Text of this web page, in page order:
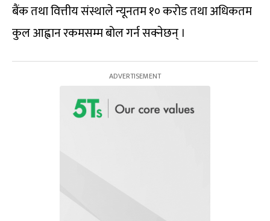
बैंक तथा वित्तीय संस्थाले न्यूनतम १० करोड तथा अधिकतम
कुल आह्वान रकमसम्म बोल गर्न सक्नेछन् ।